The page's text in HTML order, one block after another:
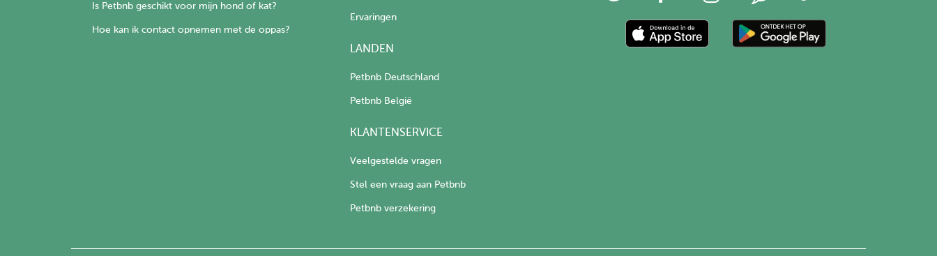
Is Petbnb geschikt voor mijn hond of kat?
Hoe kan ik contact opnemen met de oppas?
Ervaringen
LANDEN
Petbnb Deutschland
Petbnb België
KLANTENSERVICE
Veelgestelde vragen
Stel een vraag aan Petbnb
Petbnb verzekering